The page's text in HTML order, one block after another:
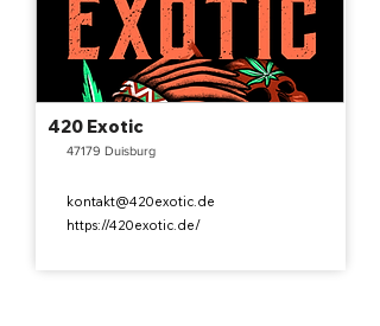
420 Exotic
47179 Duisburg
kontakt@420exotic.de
https://420exotic.de/